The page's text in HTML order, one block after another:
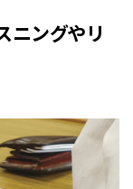
ニングやリ